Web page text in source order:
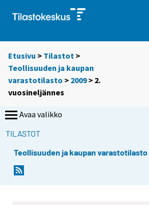
Etusivu > Tilastot >
Teollisuuden ja kaupan
varastotilasto > 2009> 2.
vuosineljännes
Avaa valikko
TILASTOT
Teollisuuden ja kaupan varastotilasto